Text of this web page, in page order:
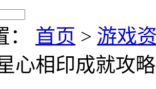
首页 > 游戏
心相印成就攻略